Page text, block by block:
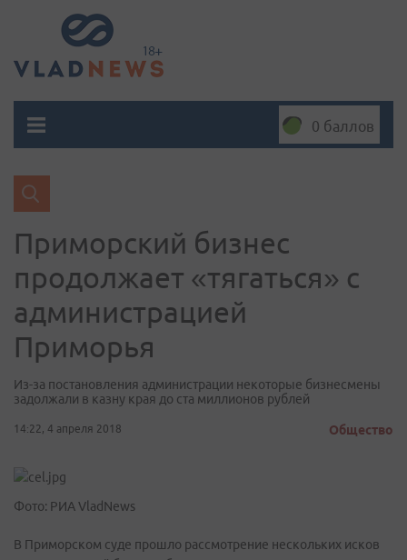
0 баллов
Приморский бизнес
продолжает «тягаться» с
администрацией
Приморья
Из-за постановления администрации некоторые бизнесмены
задолжали в казну края до ста миллионов рублей
14:22, 4 апреля 2018 Общество
Фото: РИА VladNews
В Приморском суде прошло рассмотрение нескольких исков